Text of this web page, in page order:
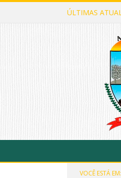
ÚLTIMAS
VOCÊ ESTÁ EM: